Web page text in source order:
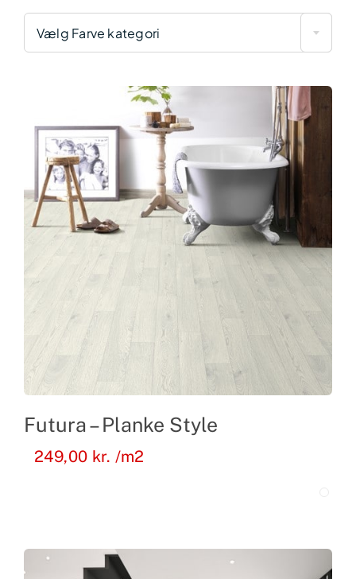
Vælg Farve kategori
Futura – Planke Style
249,00 kr. /m2